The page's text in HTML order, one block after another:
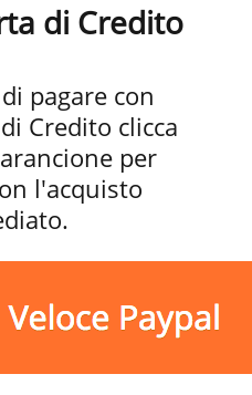
di Credito
pagare con
Credito clicca
per
l'acquisto